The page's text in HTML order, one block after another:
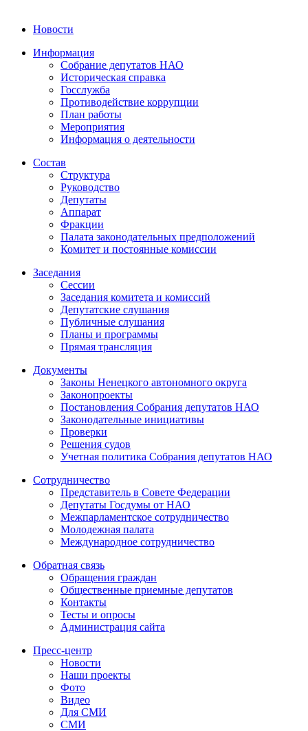
Новости
Информация
Собрание депутатов НАО
Историческая справка
Госслужба
Противодействие коррупции
План работы
Мероприятия
Информация о деятельности
Состав
Структура
Руководство
Депутаты
Аппарат
Фракции
Палата законодательных предположений
Комитет и постоянные комиссии
Заседания
Сессии
Заседания комитета и комиссий
Депутатские слушания
Публичные слушания
Планы и программы
Прямая трансляция
Документы
Законы Ненецкого автономного округа
Законопроекты
Постановления Собрания депутатов НАО
Законодательные инициативы
Проверки
Решения судов
Учетная политика Собрания депутатов НАО
Сотрудничество
Представитель в Совете Федерации
Депутаты Госдумы от НАО
Межпарламентское сотрудничество
Молодежная палата
Международное сотрудничество
Обратная cвязь
Обращения граждан
Общественные приемные депутатов
Контакты
Тесты и опросы
Администрация сайта
Пресс-центр
Новости
Наши проекты
Фото
Видео
Для СМИ
СМИ